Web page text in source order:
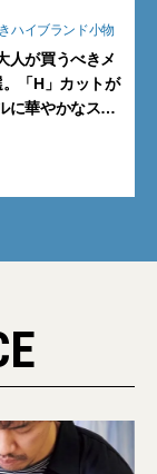
ハイブランド小物
人が買うべきメ
「H」カットが
に華やかなス